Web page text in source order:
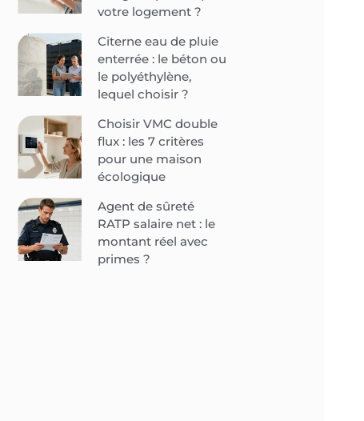
votre logement ?
Citerne eau de pluie
enterrée : le béton ou
le polyéthylène,
lequel choisir ?
Choisir VMC double
flux : les 7 critères
pour une maison
écologique
Agent de sûreté
RATP salaire net : le
montant réel avec
primes ?